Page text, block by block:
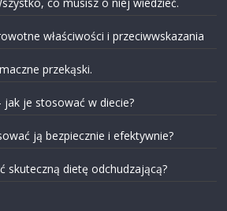
co musisz o niej wiedzieć.
właściwości i przeciwwskazania
przekąski.
jak je stosować w diecie?
ją bezpiecznie i efektywnie?
skuteczną dietę odchudzającą?